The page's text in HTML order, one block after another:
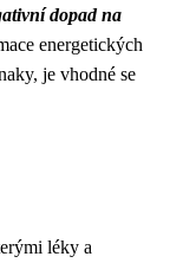
dopad na
energetických
je vhodné se
léky a